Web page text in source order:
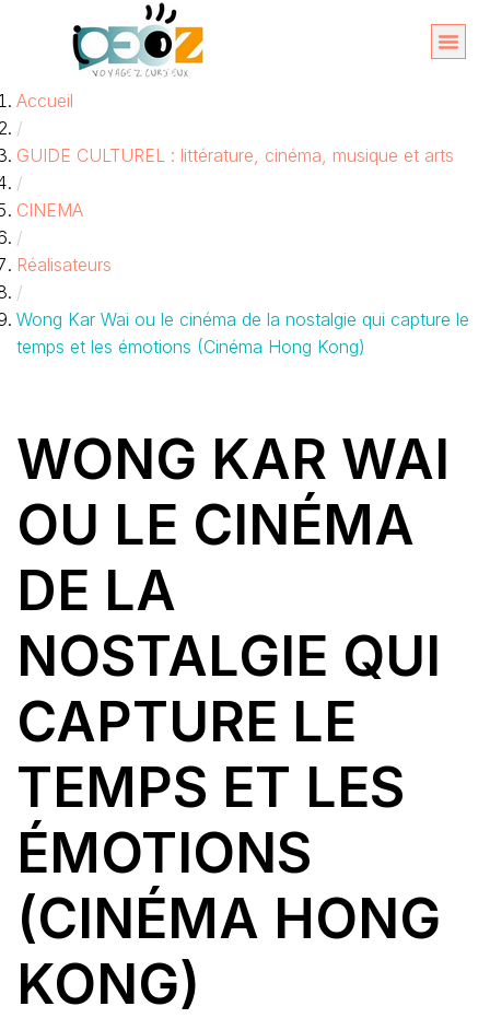
contenu
Accueil
/
GUIDE CULTUREL : littérature, cinéma, musique et arts
/
CINEMA
/
Réalisateurs
/
Wong Kar Wai ou le cinéma de la nostalgie qui capture le
temps et les émotions (Cinéma Hong Kong)
WONG KAR WAI
OU LE CINÉMA
DE LA
NOSTALGIE QUI
CAPTURE LE
TEMPS ET LES
ÉMOTIONS
(CINÉMA HONG
KONG)